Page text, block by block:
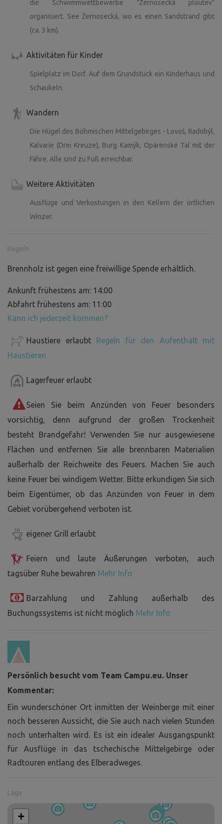
die Schwimmwettbewerbe "Žernosecká ploutev"
organisiert. See Žernosecká, wo es einen Sandstrand gibt
(ca. 3 km).
Aktivitäten für Kinder
Spielplatz im Dorf. Auf dem Grundstück ein Kinderhaus und
Schaukeln.
Wandern
Die Hügel des Böhmischen Mittelgebirges - Lovoš, Radobýl,
Kalvarie (Drei Kreuze), Burg Kamýk, Opárenské Tal mit der
Fähre. Alle sind zu Fuß erreichbar.
Weitere Aktivitäten
Ausflüge und Verkostungen in den Kellern der örtlichen
Winzer.
Regeln
Brennholz ist gegen eine freiwillige Spende erhältlich.
Ankunft frühestens am: 14:00
Abfahrt frühestens am: 11:00
Kann ich jederzeit kommen?
Haustiere erlaubt Regeln für den Aufenthalt mit
Haustieren
Lagerfeuer erlaubt
Seien Sie beim Anzünden von Feuer besonders
vorsichtig, denn aufgrund der großen Trockenheit
besteht Brandgefahr! Verwenden Sie nur ausgewiesene
Flächen und entfernen Sie alle brennbaren Materialien
außerhalb der Reichweite des Feuers. Machen Sie auch
keine Feuer bei windigem Wetter. Bitte erkundigen Sie sich
beim Eigentümer, ob das Anzünden von Feuer in dem
Gebiet vorübergehend verboten ist.
eigener Grill erlaubt
Feiern und laute Äußerungen verboten, auch
tagsüber Ruhe bewahren Mehr Info
Barzahlung und Zahlung außerhalb des
Buchungssystems ist nicht möglich Mehr Info
Persönlich besucht vom Team Campu.eu. Unser
Kommentar:
Ein wunderschöner Ort inmitten der Weinberge mit einer
noch besseren Aussicht, die Sie auch nach vielen Stunden
noch unterhalten wird. Es ist ein idealer Ausgangspunkt
für Ausflüge in das tschechische Mittelgebirge oder
Radtouren entlang des Elberadweges.
Lage
+